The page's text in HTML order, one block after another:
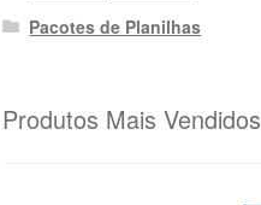
Pacotes de Planilhas
Produtos Mais Vendidos